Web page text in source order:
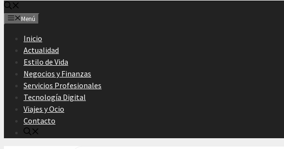
Menú
Inicio
Actualidad
Estilo de Vida
Negocios y Finanzas
Servicios Profesionales
Tecnología Digital
Viajes y Ocio
Contacto